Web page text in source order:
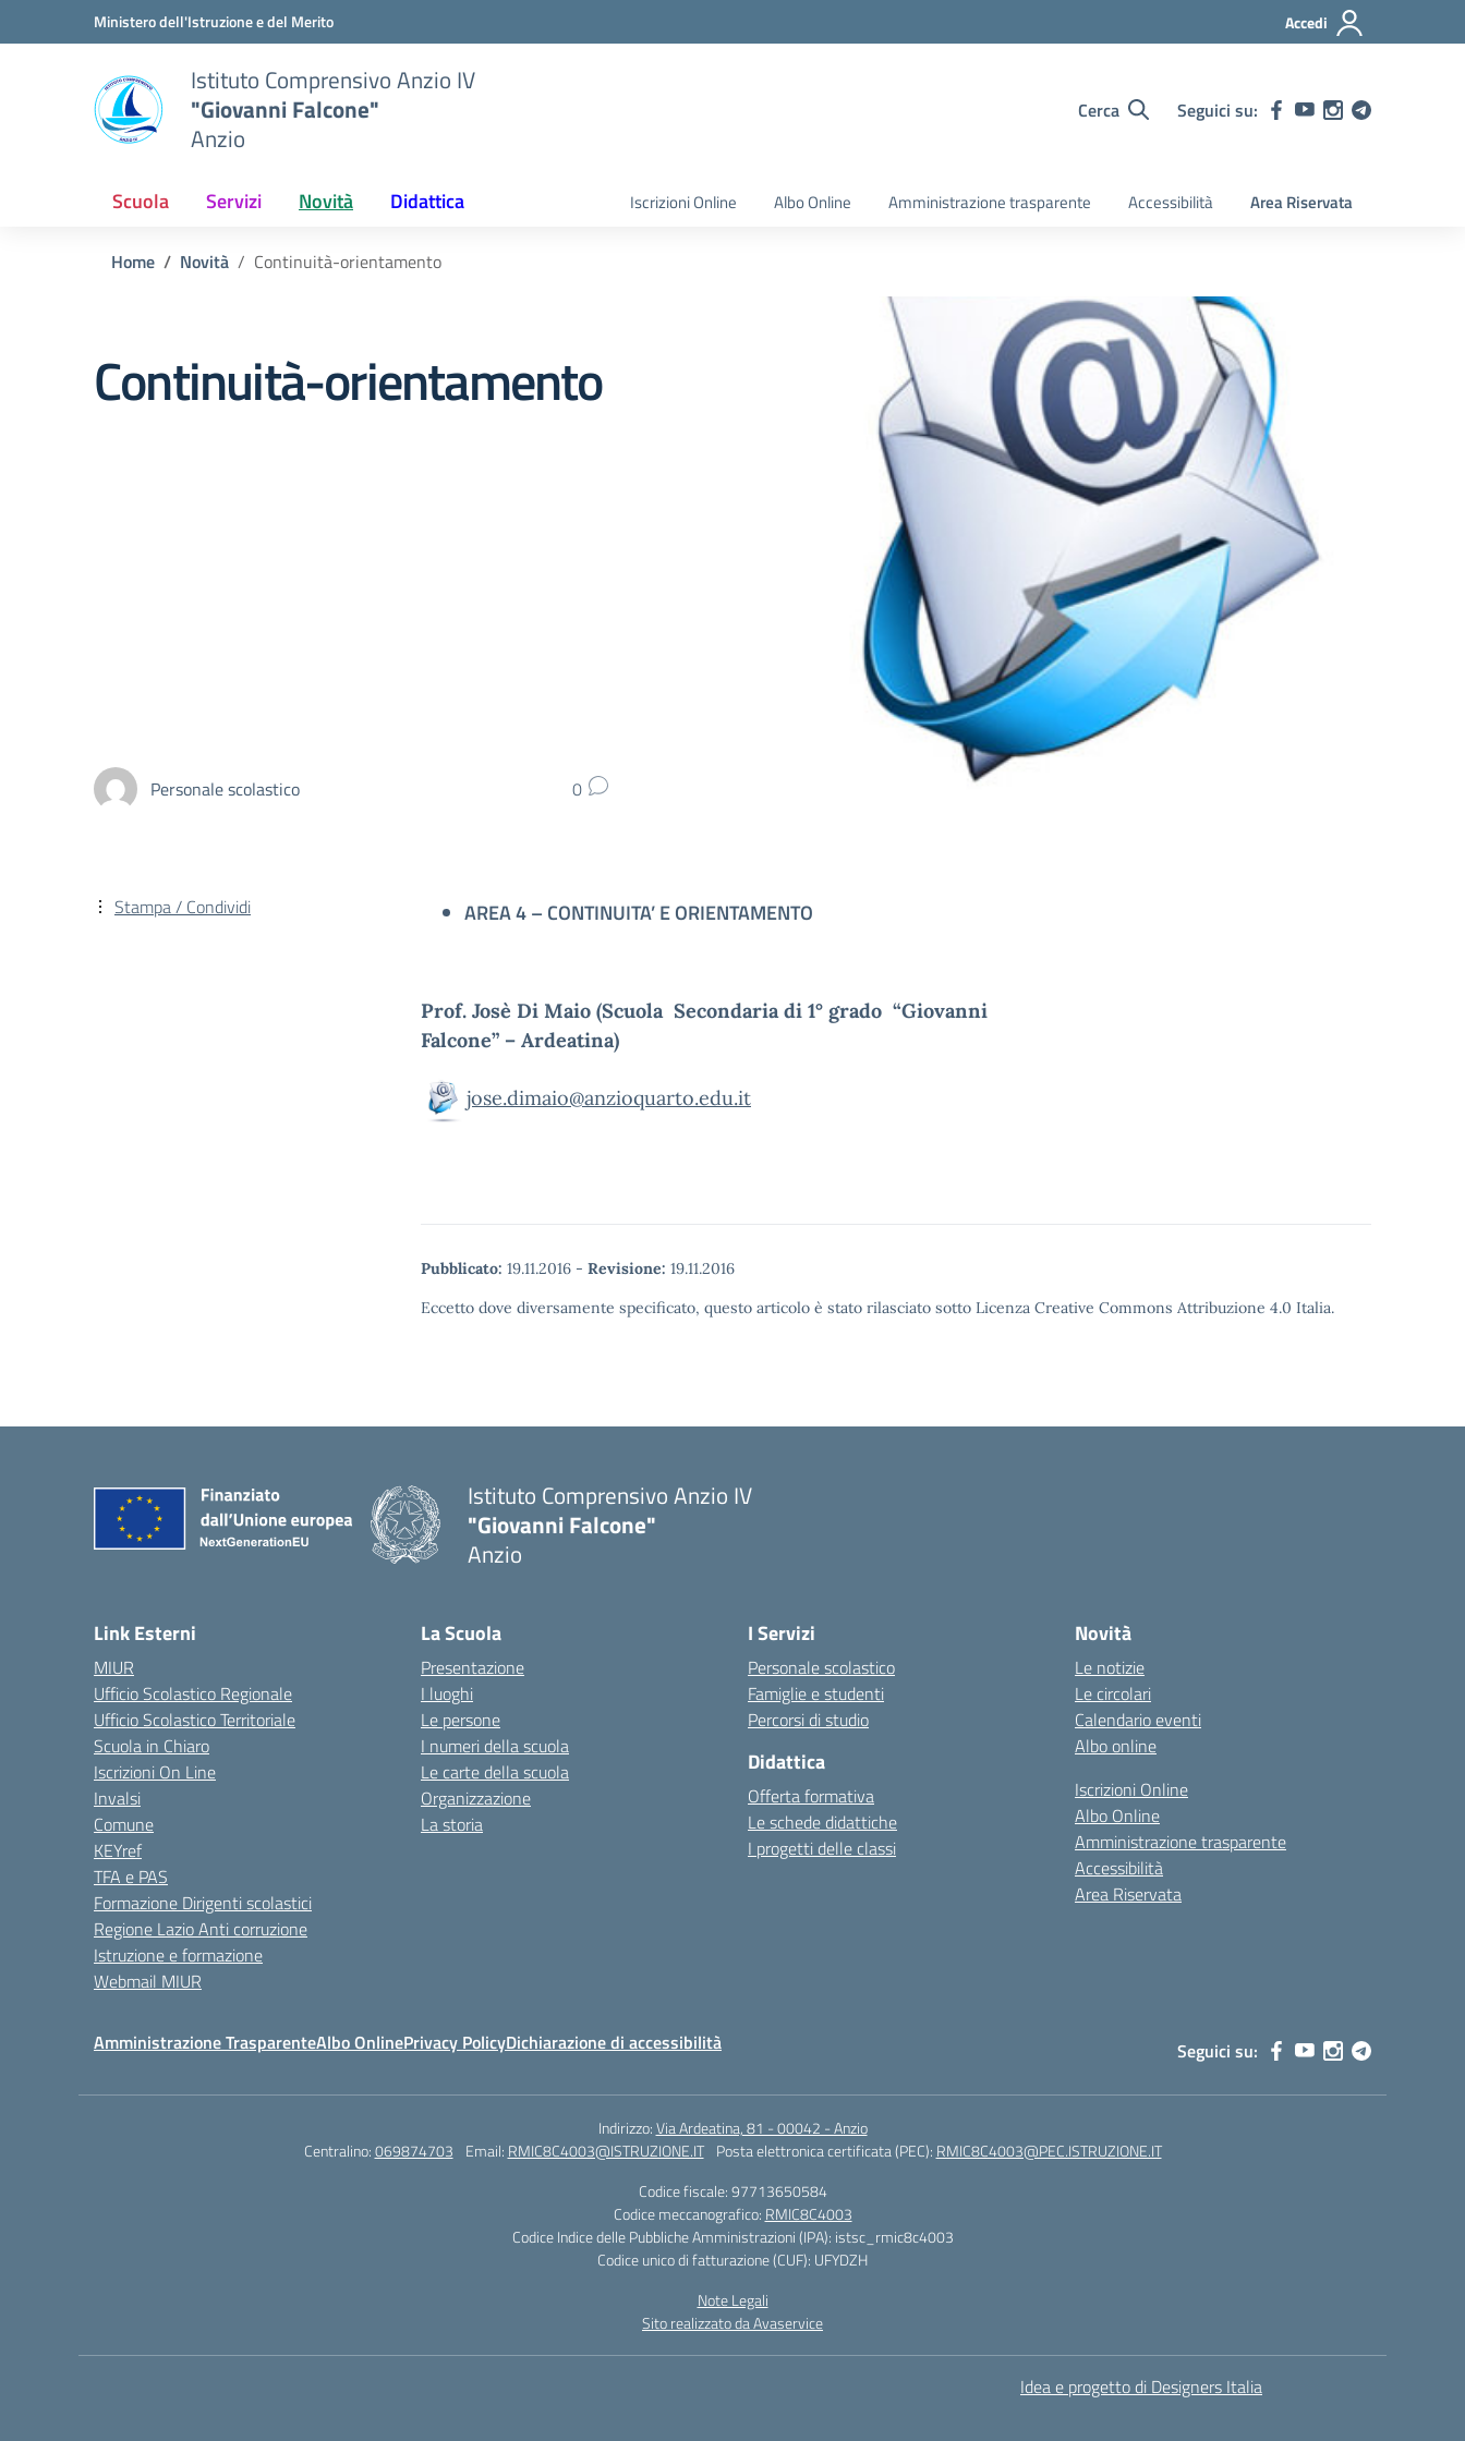
Vai ai contenuti
Vai al menu di navigazioneMinistero dell'Istruzione e del Merito Accedi
Istituto Comprensivo Anzio IV
"Giovanni Falcone"
Anzio
Cerca Seguici su:
Scuola Servizi Novità Didattica Iscrizioni Online Albo Online Amministrazione trasparente Accessibilità Area Riservata
Home Novità Continuità-orientamento
Continuità-orientamento
Personale scolastico 0
AREA 4 – CONTINUITA’ E ORIENTAMENTO
Prof. Josè Di Maio (Scuola Secondaria di 1° grado “Giovanni
Falcone” – Ardeatina)
jose.dimaio@anzioquarto.edu.it
Pubblicato: 19.11.2016 - Revisione: 19.11.2016
Eccetto dove diversamente specificato, questo articolo è stato rilasciato sotto Licenza Creative Commons Attribuzione 4.0 Italia.
Stampa / Condividi
Istituto Comprensivo Anzio IV
"Giovanni Falcone"
Anzio
Link Esterni
MIUR
Ufficio Scolastico Regionale
Ufficio Scolastico Territoriale
Scuola in Chiaro
Iscrizioni On Line
Invalsi
Comune
KEYref
TFA e PAS
Formazione Dirigenti scolastici
Regione Lazio Anti corruzione
Istruzione e formazione
Webmail MIUR
La Scuola
Presentazione
I luoghi
Le persone
I numeri della scuola
Le carte della scuola
Organizzazione
La storia
I Servizi
Personale scolastico
Famiglie e studenti
Percorsi di studio
Didattica
Offerta formativa
Le schede didattiche
I progetti delle classi
Novità
Le notizie
Le circolari
Calendario eventi
Albo online
Iscrizioni Online
Albo Online
Amministrazione trasparente
Accessibilità
Area Riservata
Amministrazione TrasparenteAlbo OnlinePrivacy PolicyDichiarazione di accessibilità Seguici su:
Indirizzo:Via Ardeatina, 81 - 00042 - Anzio
Centralino:069874703 Email: RMIC8C4003@ISTRUZIONE.IT Posta elettronica certificata (PEC): RMIC8C4003@PEC.ISTRUZIONE.IT
Codice fiscale: 97713650584
Codice meccanografico: RMIC8C4003
Codice Indice delle Pubbliche Amministrazioni (IPA): istsc_rmic8c4003
Codice unico di fatturazione (CUF): UFYDZH
Note Legali
Sito realizzato da Avaservice
Idea e progetto di Designers Italia